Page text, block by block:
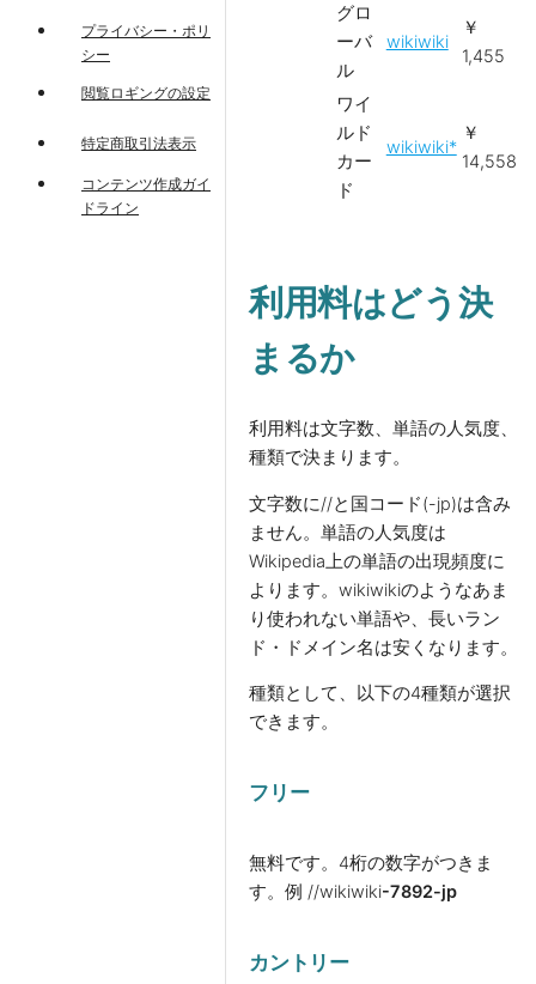
プライバシー・ポリ
シー
閲覧ロギングの設定
特定商取引法表示
コンテンツ作成ガイ
ドライン
グロ
ーバ
ル
wikiwiki
￥
1,455
ワイ
ルド
カー
ド
wikiwiki*
￥
14,558
利用料はどう決
まるか
利用料は文字数、単語の人気度、
種類で決まります。
文字数に//と国コード(-jp)は含み
ません。単語の人気度は
Wikipedia上の単語の出現頻度に
よります。wikiwikiのようなあま
り使われない単語や、長いラン
ド・ドメイン名は安くなります。
種類として、以下の4種類が選択
できます。
フリー
無料です。4桁の数字がつきま
す。例 //wikiwiki-7892-jp
カントリー